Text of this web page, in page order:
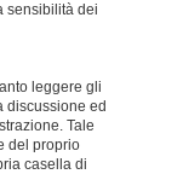
sensibilità dei
leggere gli
discussione ed
Tale
del proprio
casella di